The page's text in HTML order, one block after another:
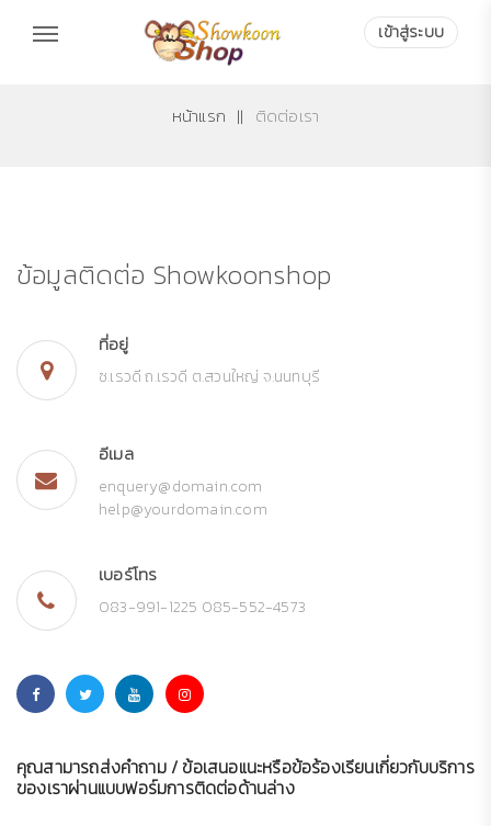
เข้าสู่ระบบ
หน้าแรก || ติดต่อเรา
ข้อมูลติดต่อ Showkoonshop
ที่อยู่
ซ.เรวดี ถ.เรวดี ต.สวนใหญ่ จ.นนทบุรี
อีเมล
enquery@domain.com
help@yourdomain.com
เบอร์โทร
083-991-1225 085-552-4573
คุณสามารถส่งคำถาม / ข้อเสนอแนะหรือข้อร้องเรียนเกี่ยวกับบริการ
ของเราผ่านแบบฟอร์มการติดต่อด้านล่าง